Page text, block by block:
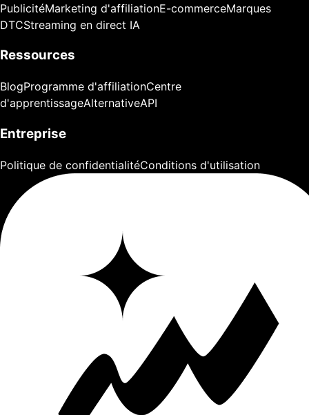
PublicitéMarketing d'affiliationE-commerceMarques
DTCStreaming en direct IA
Ressources
BlogProgramme d'affiliationCentre
d'apprentissageAlternativeAPI
Entreprise
Politique de confidentialitéConditions d'utilisation